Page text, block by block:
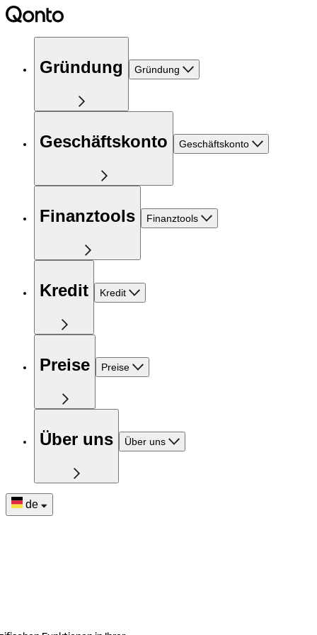
Gründung Gründung
Geschäftskonto Geschäftskonto
Finanztools Finanztools
Kredit Kredit
Preise Preise
Über uns Über uns
de